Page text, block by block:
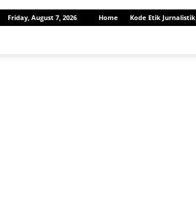
Friday, August 7, 2026 Home Kode Etik Jurnalistik